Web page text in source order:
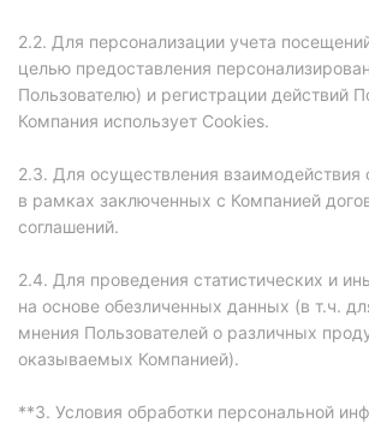
2.2. Для персонализации учета
целью предоставления
Пользователю) и регистрации действий
Компания использует Cookies.
2.3. Для осуществления взаимодействия
в рамках заключенных с Компанией
соглашений.
2.4. Для проведения статистических и
на основе обезличенных данных (в т.ч.
мнения Пользователей о различных
оказываемых Компанией).
**3. Условия обработки персональной